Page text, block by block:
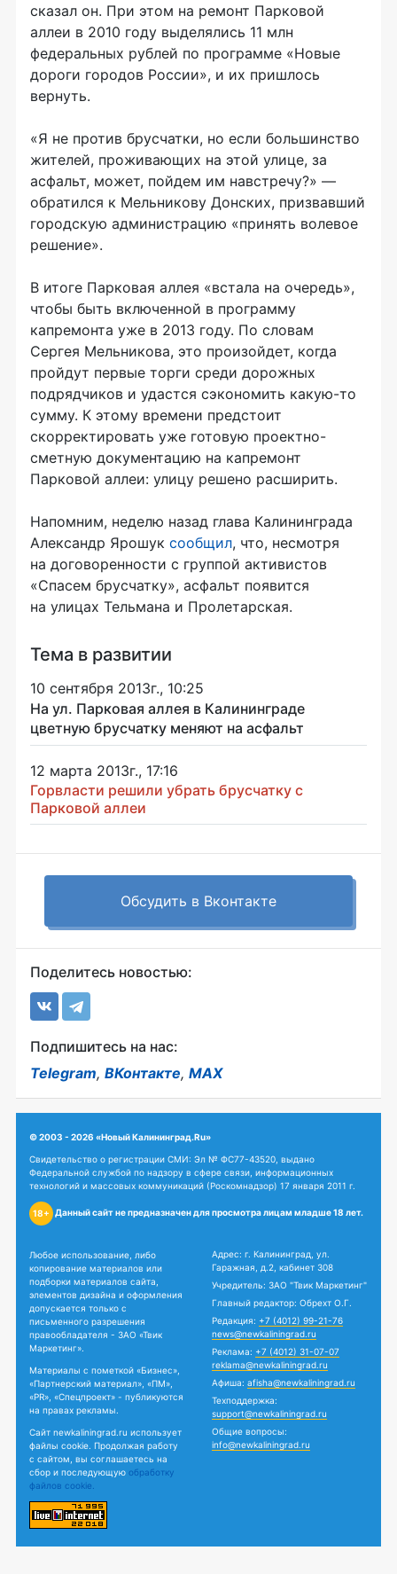
сказал он. При этом на ремонт Парковой
аллеи в 2010 году выделялись 11 млн
федеральных рублей по программе «Новые
дороги городов России», и их пришлось
вернуть.
«Я не против брусчатки, но если большинство
жителей, проживающих на этой улице, за
асфальт, может, пойдем им навстречу?» —
обратился к Мельникову Донских, призвавший
городскую администрацию «принять волевое
решение».
В итоге Парковая аллея «встала на очередь»,
чтобы быть включенной в программу
капремонта уже в 2013 году. По словам
Сергея Мельникова, это произойдет, когда
пройдут первые торги среди дорожных
подрядчиков и удастся сэкономить какую-то
сумму. К этому времени предстоит
скорректировать уже готовую проектно-
сметную документацию на капремонт
Парковой аллеи: улицу решено расширить.
Напомним, неделю назад глава Калининграда
Александр Ярошук сообщил, что, несмотря
на договоренности с группой активистов
«Спасем брусчатку», асфальт появится
на улицах Тельмана и Пролетарская.
Тема в развитии
10 сентября 2013г., 10:25
На ул. Парковая аллея в Калининграде
цветную брусчатку меняют на асфальт
12 марта 2013г., 17:16
Горвласти решили убрать брусчатку с
Парковой аллеи
Обсудить в Вконтакте
Поделитесь новостью:
Подпишитесь на нас:
Telegram, ВКонтакте, MAX
© 2003 - 2026 «Новый Калининград.Ru»
Свидетельство о регистрации СМИ: Эл № ФС77-43520, выдано
Федеральной службой по надзору в сфере связи, информационных
технологий и массовых коммуникаций (Роскомнадзор) 17 января 2011 г.
18+ Данный сайт не предназначен для просмотра лицам младше 18 лет.
Любое использование, либо
копирование материалов или
подборки материалов сайта,
элементов дизайна и оформления
допускается только с
письменного разрешения
правообладателя - ЗАО «Твик
Маркетинг».
Материалы с пометкой «Бизнес»,
«Партнерский материал», «ПМ»,
«PR», «Спецпроект» - публикуются
на правах рекламы.
Сайт newkaliningrad.ru использует
файлы cookie. Продолжая работу
с сайтом, вы соглашаетесь на
сбор и последующую обработку
файлов cookie.
Адрес: г. Калининград, ул.
Гаражная, д.2, кабинет 308
Учредитель: ЗАО "Твик Маркетинг"
Главный редактор: Обрехт О.Г.
Редакция: +7 (4012) 99-21-76
news@newkaliningrad.ru
Реклама: +7 (4012) 31-07-07
reklama@newkaliningrad.ru
Афиша: afisha@newkaliningrad.ru
Техподдержка:
support@newkaliningrad.ru
Общие вопросы:
info@newkaliningrad.ru